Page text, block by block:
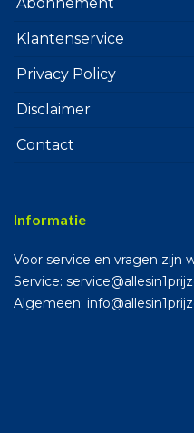
Klantenservice
Privacy Policy
Disclaimer
Contact
Informatie
Voor service en vragen zijn
Service:
Algemeen: